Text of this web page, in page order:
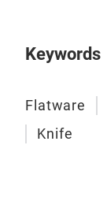
Keywords
Flatware
Knife